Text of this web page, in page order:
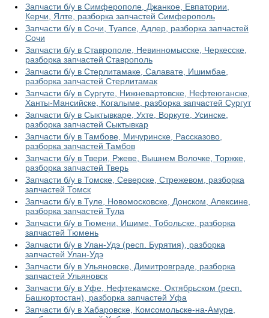
Запчасти б/у в Симферополе, Джанкое, Евпатории,
Керчи, Ялте, разборка запчастей Симферополь
Запчасти б/у в Сочи, Туапсе, Адлер, разборка запчастей
Сочи
Запчасти б/у в Ставрополе, Невинномысске, Черкесске,
разборка запчастей Ставрополь
Запчасти б/у в Стерлитамаке, Салавате, Ишимбае,
разборка запчастей Стерлитамак
Запчасти б/у в Сургуте, Нижневартовске, Нефтеюганске,
Ханты-Мансийске, Когалыме, разборка запчастей Сургут
Запчасти б/у в Сыктывкаре, Ухте, Воркуте, Усинске,
разборка запчастей Сыктывкар
Запчасти б/у в Тамбове, Мичуринске, Рассказово,
разборка запчастей Тамбов
Запчасти б/у в Твери, Ржеве, Вышнем Волочке, Торжке,
разборка запчастей Тверь
Запчасти б/у в Томске, Северске, Стрежевом, разборка
запчастей Томск
Запчасти б/у в Туле, Новомосковске, Донском, Алексине,
разборка запчастей Тула
Запчасти б/у в Тюмени, Ишиме, Тобольске, разборка
запчастей Тюмень
Запчасти б/у в Улан-Удэ (респ. Бурятия), разборка
запчастей Улан-Удэ
Запчасти б/у в Ульяновске, Димитровграде, разборка
запчастей Ульяновск
Запчасти б/у в Уфе, Нефтекамске, Октябрьском (респ.
Башкортостан), разборка запчастей Уфа
Запчасти б/у в Хабаровске, Комсомольске-на-Амуре,